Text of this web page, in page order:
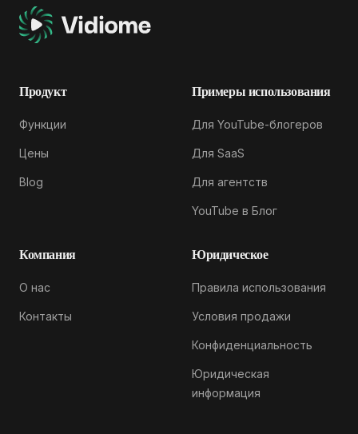
Продукт
Функции
Цены
Blog
Примеры использования
Для YouTube-блогеров
Для SaaS
Для агентств
YouTube в Блог
Компания
О нас
Контакты
Юридическое
Правила использования
Условия продажи
Конфиденциальность
Юридическая
информация